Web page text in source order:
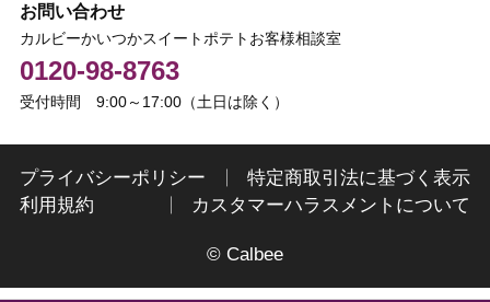
お問い合わせ
カルビーかいつかスイートポテトお客様相談室
0120-98-8763
受付時間 9:00～17:00（土日は除く）
プライバシーポリシー
特定商取引法に基づく表示
利用規約
カスタマーハラスメントについて
© Calbee